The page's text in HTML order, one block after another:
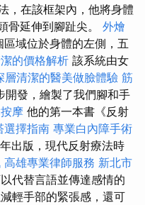
，在該框架內，他將身體
骨延伸到腳趾尖。 外燴
區域位於身體的左側，五
的價格解析 該系統由女
層清潔的醫美做臉體驗 筋
開發，繪製了我們腳和手
摩 他的第一本書《反射
選擇指南 專業白內障手術
年出版，現代反射療法時
高雄專業律師服務 新北市
代替言語並傳達感情的
輕手部的緊張感，還可